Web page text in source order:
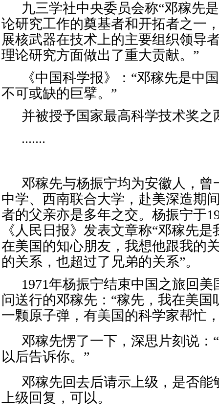
九三学社中央委员会称“邓稼先
论研究工作的奠基者和开拓者之一
展核武器在技术上的主要组织领导
理论研究方面做出了重大贡献。”
《中国科学报》：“邓稼先是中
不可或缺的巨擘。”
并被授予国家最高科学技术奖之
.......
邓稼先与杨振宁均为安徽人 ，
中学、 西南联合大学 ，赴美深造期
者的父亲亦是多年之交。 杨振宁于
《 人民日报》发表文章称“邓稼先是
在美国的知心朋友，我想他跟我的
的关系，也超过了兄弟的关系”。
1971年杨振宁结束中国之旅回美
问送行的邓稼先： “稼先，我在美国
一颗原子弹，有美国的科学家帮忙
邓稼先愣了一下，深思片刻说： “
以后告诉你。 ”
邓稼先回去后请示上级，是否能
上级回复 ， 可以。